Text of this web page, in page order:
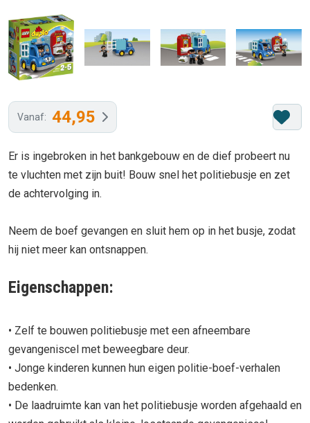
Vanaf: 44,95
Er is ingebroken in het bankgebouw en de dief probeert nu
te vluchten met zijn buit! Bouw snel het politiebusje en zet
de achtervolging in.
Neem de boef gevangen en sluit hem op in het busje, zodat
hij niet meer kan ontsnappen.
Eigenschappen:
• Zelf te bouwen politiebusje met een afneembare
gevangeniscel met beweegbare deur.
• Jonge kinderen kunnen hun eigen politie-boef-verhalen
bedenken.
• De laadruimte kan van het politiebusje worden afgehaald en